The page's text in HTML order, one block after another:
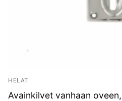
HELAT
Avainkilvet vanhaan